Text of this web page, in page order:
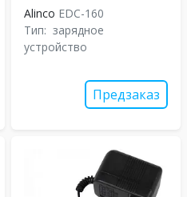
Alinco EDC-160
Тип: зарядное
устройство
Предзаказ